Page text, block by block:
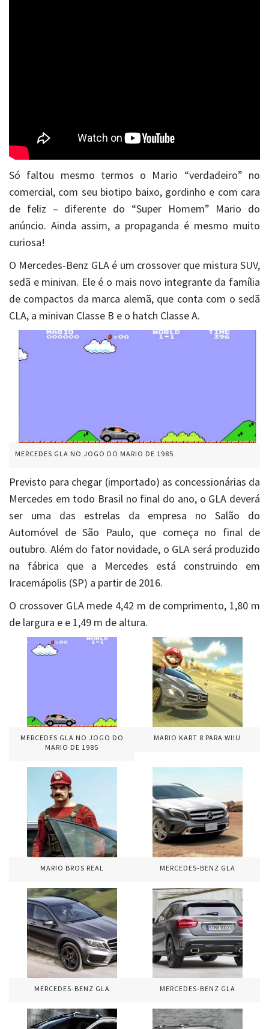
Só faltou mesmo termos o Mario “verdadeiro” no
comercial, com seu biotipo baixo, gordinho e com cara
de feliz – diferente do “Super Homem” Mario do
anúncio. Ainda assim, a propaganda é mesmo muito
curiosa!
O Mercedes-Benz GLA é um crossover que mistura SUV,
sedã e minivan. Ele é o mais novo integrante da família
de compactos da marca alemã, que conta com o sedã
CLA, a minivan Classe B e o hatch Classe A.
MERCEDES GLA NO JOGO DO MARIO DE 1985
Previsto para chegar (importado) as concessionárias da
Mercedes em todo Brasil no final do ano, o GLA deverá
ser uma das estrelas da empresa no Salão do
Automóvel de São Paulo, que começa no final de
outubro. Além do fator novidade, o GLA será produzido
na fábrica que a Mercedes está construindo em
Iracemápolis (SP) a partir de 2016.
O crossover GLA mede 4,42 m de comprimento, 1,80 m
de largura e e 1,49 m de altura.
MERCEDES GLA NO JOGO DO
MARIO DE 1985
MARIO KART 8 PARA WIIU
MARIO BROS REAL MERCEDES-BENZ GLA
MERCEDES-BENZ GLA MERCEDES-BENZ GLA